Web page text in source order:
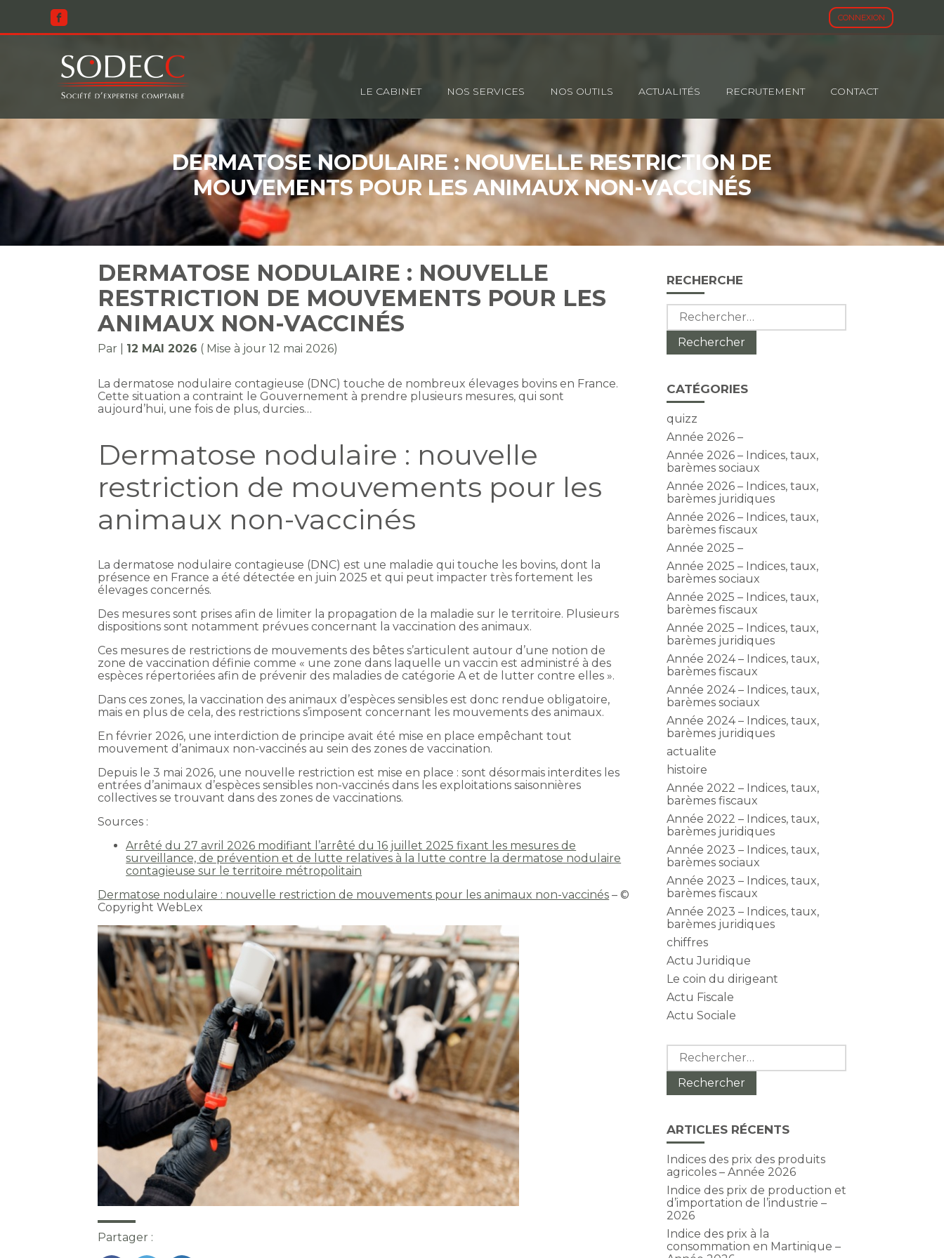
CONNEXION
au
Principal
LE CABINET NOS SERVICES NOS OUTILS ACTUALITÉS RECRUTEMENT CONTACT
DERMATOSE NODULAIRE : NOUVELLE RESTRICTION DE
MOUVEMENTS POUR LES ANIMAUX NON-VACCINÉS
DERMATOSE NODULAIRE : NOUVELLE
RESTRICTION DE MOUVEMENTS POUR LES
ANIMAUX NON-VACCINÉS
Par 12 MAI 2026 ( Mise à jour 12 mai 2026)
La dermatose nodulaire contagieuse (DNC) touche de nombreux élevages bovins en France.
Cette situation a contraint le Gouvernement à prendre plusieurs mesures, qui sont
aujourd’hui, une fois de plus, durcies…
Dermatose nodulaire : nouvelle
restriction de mouvements pour les
animaux non-vaccinés
La dermatose nodulaire contagieuse (DNC) est une maladie qui touche les bovins, dont la
présence en France a été détectée en juin 2025 et qui peut impacter très fortement les
élevages concernés.
Des mesures sont prises afin de limiter la propagation de la maladie sur le territoire. Plusieurs
dispositions sont notamment prévues concernant la vaccination des animaux.
Ces mesures de restrictions de mouvements des bêtes s’articulent autour d’une notion de
zone de vaccination définie comme « une zone dans laquelle un vaccin est administré à des
espèces répertoriées afin de prévenir des maladies de catégorie A et de lutter contre elles ».
Dans ces zones, la vaccination des animaux d’espèces sensibles est donc rendue obligatoire,
mais en plus de cela, des restrictions s’imposent concernant les mouvements des animaux.
En février 2026, une interdiction de principe avait été mise en place empêchant tout
mouvement d’animaux non-vaccinés au sein des zones de vaccination.
Depuis le 3 mai 2026, une nouvelle restriction est mise en place : sont désormais interdites les
entrées d’animaux d’espèces sensibles non-vaccinés dans les exploitations saisonnières
collectives se trouvant dans des zones de vaccinations.
Sources :
Arrêté du 27 avril 2026 modifiant l’arrêté du 16 juillet 2025 fixant les mesures de
surveillance, de prévention et de lutte relatives à la lutte contre la dermatose nodulaire
contagieuse sur le territoire métropolitain
Dermatose nodulaire : nouvelle restriction de mouvements pour les animaux non-vaccinés – ©
Copyright WebLex
Partager :
Blog
sidebar
RECHERCHE
Rechercher :
CATÉGORIES
quizz
Année 2026 –
Année 2026 – Indices, taux,
barèmes sociaux
Année 2026 – Indices, taux,
barèmes juridiques
Année 2026 – Indices, taux,
barèmes fiscaux
Année 2025 –
Année 2025 – Indices, taux,
barèmes sociaux
Année 2025 – Indices, taux,
barèmes fiscaux
Année 2025 – Indices, taux,
barèmes juridiques
Année 2024 – Indices, taux,
barèmes fiscaux
Année 2024 – Indices, taux,
barèmes sociaux
Année 2024 – Indices, taux,
barèmes juridiques
actualite
histoire
Année 2022 – Indices, taux,
barèmes fiscaux
Année 2022 – Indices, taux,
barèmes juridiques
Année 2023 – Indices, taux,
barèmes sociaux
Année 2023 – Indices, taux,
barèmes fiscaux
Année 2023 – Indices, taux,
barèmes juridiques
chiffres
Actu Juridique
Le coin du dirigeant
Actu Fiscale
Actu Sociale
Rechercher :
ARTICLES RÉCENTS
Indices des prix des produits
agricoles – Année 2026
Indice des prix de production et
d’importation de l’industrie –
2026
Indice des prix à la
consommation en Martinique –